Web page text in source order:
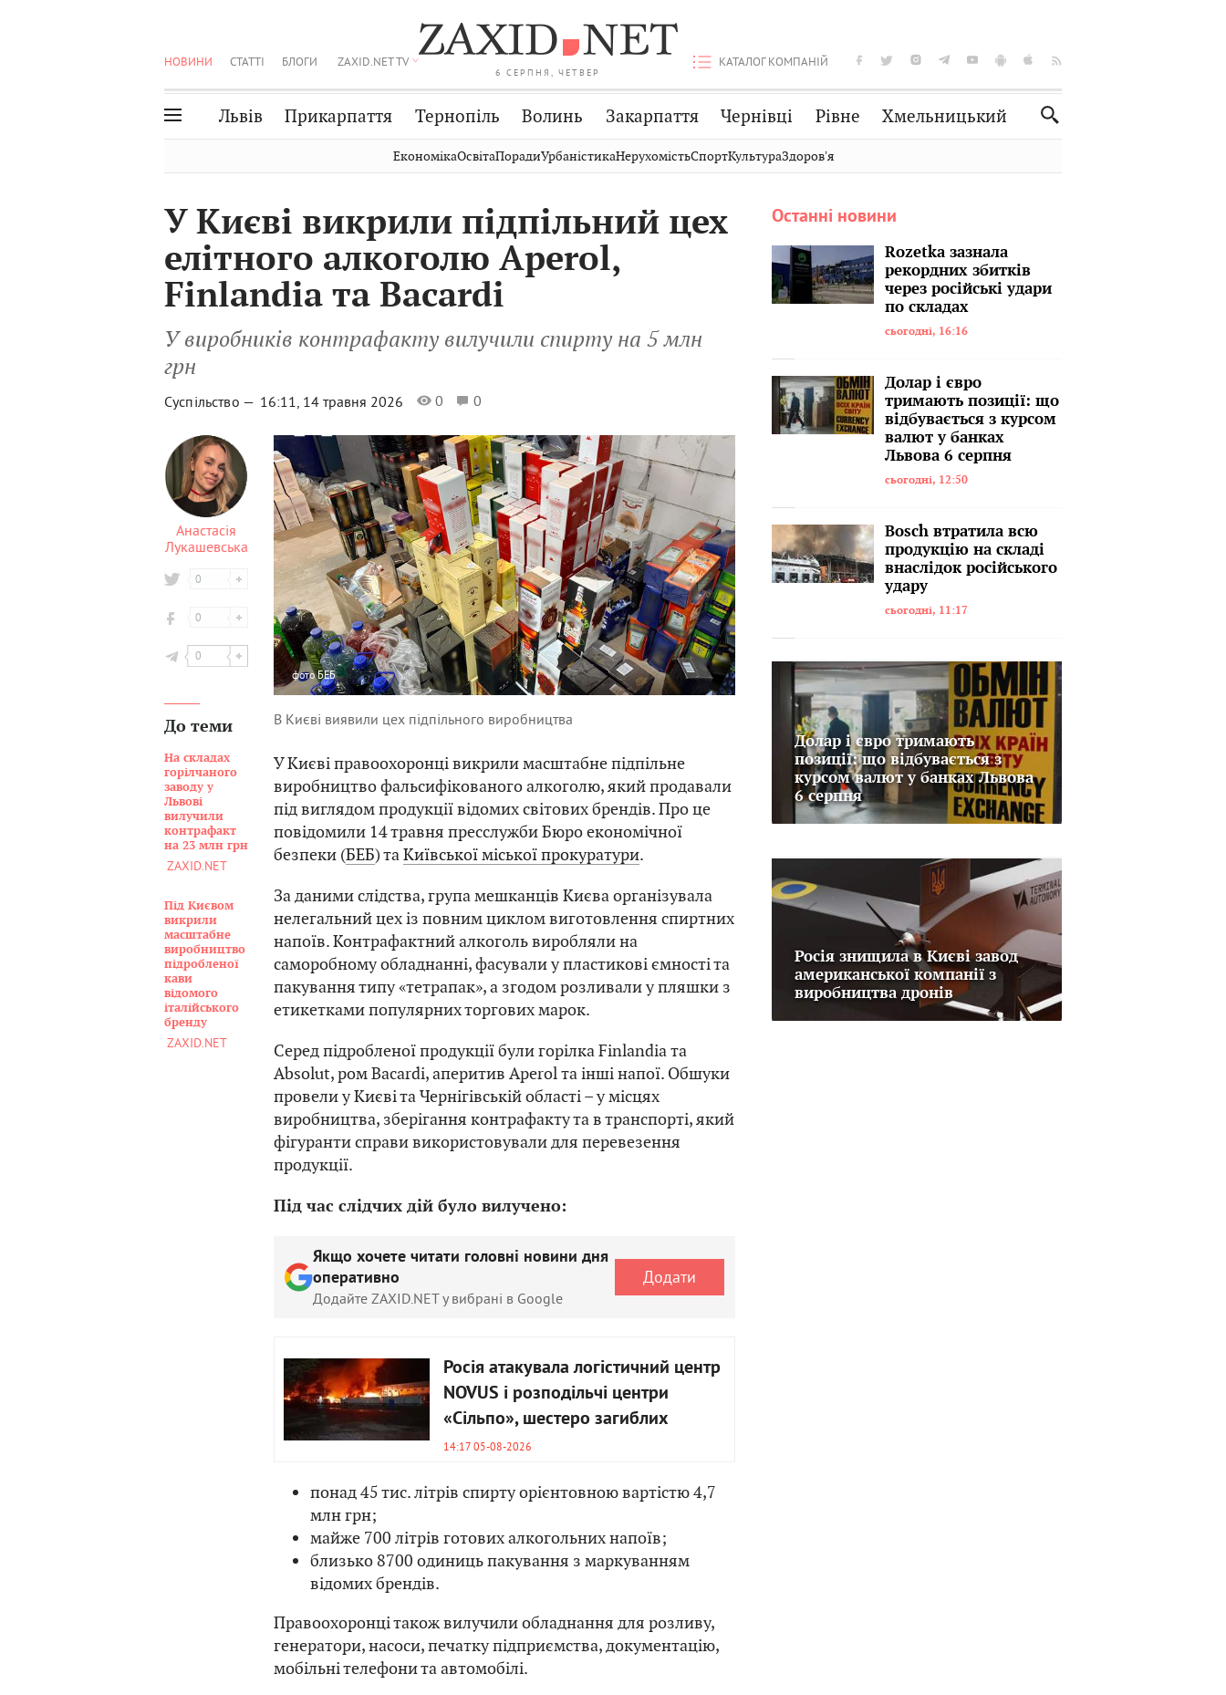
6 СЕРПНЯ, ЧЕТВЕР
НОВИНИ СТАТТІ БЛОГИ ZAXID.NET TV КАТАЛОГ КОМПАНІЙ
Львів Прикарпаття Тернопіль Волинь Закарпаття Чернівці Рівне Хмельницький
Волинь
Закарпаття
Чернівці
Стрий
Хмельницький
Публікації Авто Словко
Кіно
Дім Спорт
Фото
Нерухомість Домашні тварини
ЕкономікаОсвітаПорадиУрбаністикаНерухомістьСпортКультураЗдоровʼя
У Києві викрили підпільний цех
елітного алкоголю Aperol,
Finlandia та Bacardi
У виробників контрафакту вилучили спирту на 5 млн
грн
Суспільство — 16:11, 14 травня 2026 0 0
Анастасія
Лукашевська
0
0
0
До теми
На складах
горілчаного
заводу у
Львові
вилучили
контрафакт
на 23 млн грн
ZAXID.NET
Під Києвом
викрили
масштабне
виробництво
підробленої
кави
відомого
італійського
бренду
ZAXID.NET
фотоБЕБ
В Києві виявили цех підпільного виробництва
У Києві правоохоронці викрили масштабне підпільне
виробництво фальсифікованого алкоголю, який продавали
під виглядом продукції відомих світових брендів. Про це
повідомили 14 травня пресслужби Бюро економічної
безпеки (БЕБ) та Київської міської прокуратури.
За даними слідства, група мешканців Києва організувала
нелегальний цех із повним циклом виготовлення спиртних
напоїв. Контрафактний алкоголь виробляли на
саморобному обладнанні, фасували у пластикові ємності та
пакування типу «тетрапак», а згодом розливали у пляшки з
етикетками популярних торгових марок.
Серед підробленої продукції були горілка Finlandia та
Absolut, ром Bacardi, аперитив Aperol та інші напої. Обшуки
провели у Києві та Чернігівській області – у місцях
виробництва, зберігання контрафакту та в транспорті, який
фігуранти справи використовували для перевезення
продукції.
Під час слідчих дій було вилучено:
Якщо хочете читати головні новини дня
оперативно
Додайте ZAXID.NET у вибрані в Google
Додати
Росія атакувала логістичний центр
NOVUS і розподільчі центри
«Сільпо», шестеро загиблих
14:17 05-08-2026
понад 45 тис. літрів спирту орієнтовною вартістю 4,7
млн грн;
майже 700 літрів готових алкогольних напоїв;
близько 8700 одиниць пакування з маркуванням
відомих брендів.
Правоохоронці також вилучили обладнання для розливу,
генератори, насоси, печатку підприємства, документацію,
мобільні телефони та автомобілі.
Останні новини
Rozetka зазнала
рекордних збитків
через російські удари
по складах
сьогодні, 16:16
Долар і євро
тримають позиції: що
відбувається з курсом
валют у банках
Львова 6 серпня
сьогодні, 12:50
Bosch втратила всю
продукцію на складі
внаслідок російського
удару
сьогодні, 11:17
Долар і євро тримають
позиції: що відбувається з
курсом валют у банках Львова
6 серпня
Росія знищила в Києві завод
американської компанії з
виробництва дронів